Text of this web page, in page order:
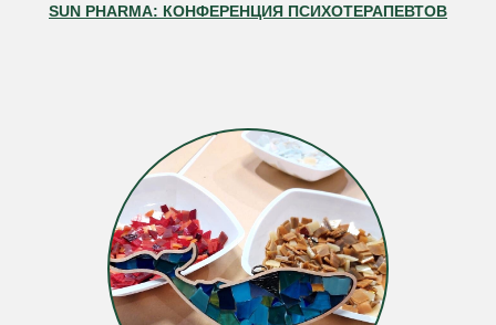
SUN PHARMA: КОНФЕРЕНЦИЯ ПСИХОТЕРАПЕВТОВ